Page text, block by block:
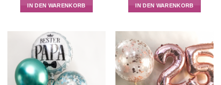
IN DEN WARENKORB IN DEN WARENKORB